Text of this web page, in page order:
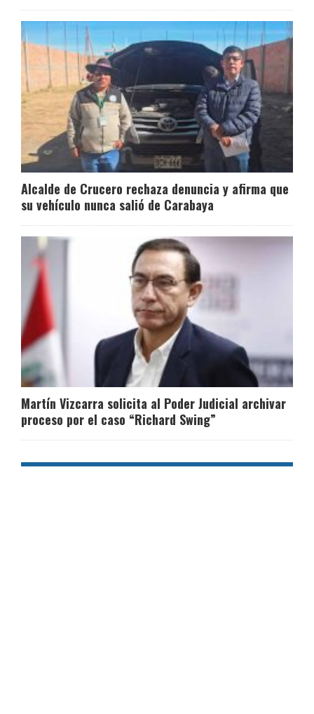
Alcalde de Crucero rechaza denuncia y afirma que
su vehículo nunca salió de Carabaya
Martín Vizcarra solicita al Poder Judicial archivar
proceso por el caso “Richard Swing”